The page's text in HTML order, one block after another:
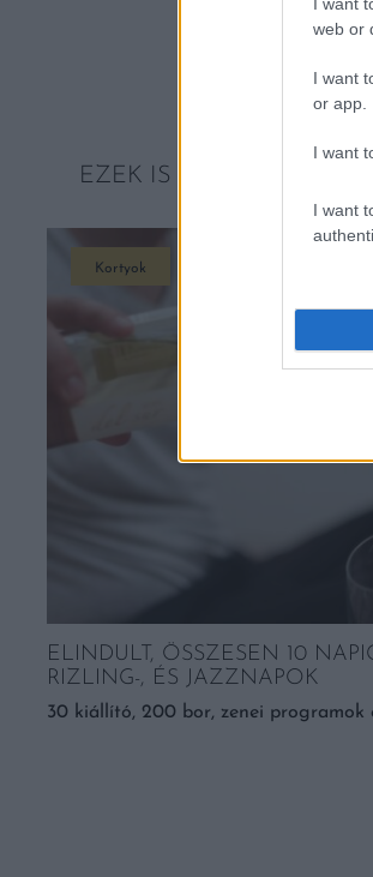
web or
I want
or app.
I want
I want
EZEK IS
Kortyok
ELINDULT, ÖSSZESEN 10
RIZLING-, ÉS JAZZNAPOK
30 kiállító, 200 bor, zenei programok